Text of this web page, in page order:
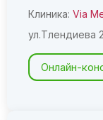
Клиника: Via
ул.Тлендиева
Онлайн-